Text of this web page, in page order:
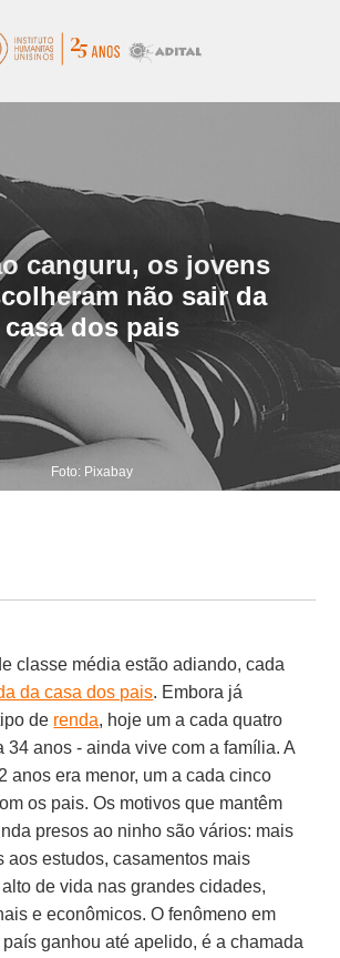
canguru, os jovens
não sair da
casa dos pais
Foto: Pixabay
classe média estão adiando, cada
da casa dos pais. Embora já
de renda, hoje um a cada quatro
34 anos - ainda vive com a família. A
anos era menor, um a cada cinco
os pais. Os motivos que mantêm
presos ao ninho são vários: mais
aos estudos, casamentos mais
de vida nas grandes cidades,
e econômicos. O fenômeno em
ganhou até apelido, é a chamada